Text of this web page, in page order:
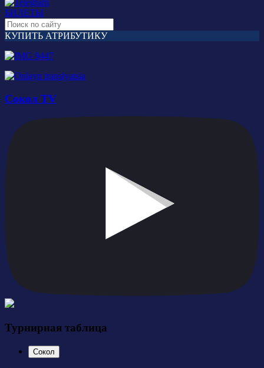
БИЛЕТЫ
КУПИТЬ АТРИБУТИКУ
Сокол TV
Турнирная таблица
Сокол